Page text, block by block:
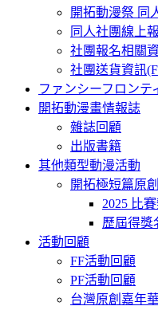
開拓動漫祭 同
同人社團線上
社團報名相關
社團送貨資訊
ファンシーフロンテ
開拓動漫畫情報誌
雜誌回顧
出版書籍
其他類型動漫活動
開拓極短篇原
2025 比
歷屆得獎
活動回顧
FF活動回顧
PF活動回顧
台灣原創嘉年